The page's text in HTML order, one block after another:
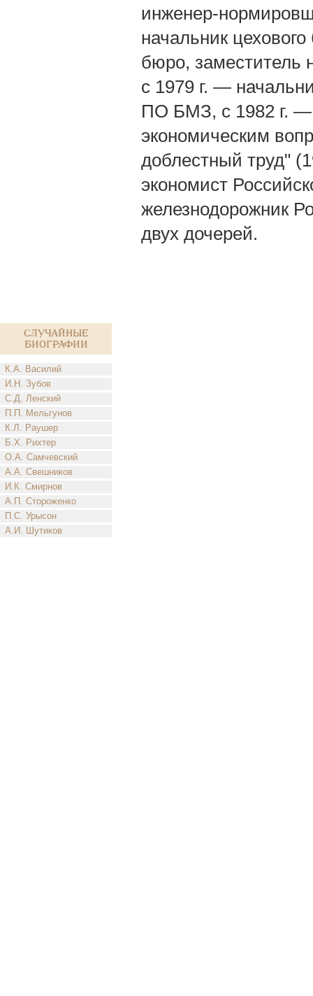
Случайные
биографии
К.А. Василий
И.Н. Зубов
С.Д. Ленский
П.П. Мельгунов
К.Л. Раушер
Б.Х. Рихтер
О.А. Самчевский
А.А. Свешников
И.К. Смирнов
А.П. Стороженко
П.С. Урысон
А.И. Шутиков
инженер-
начальник
бюро, заместитель
с 1979 г. —
ПО БМЗ, с 1982 г. —
экономическим
доблестный труд"
экономист
железнодорожник
двух дочерей.